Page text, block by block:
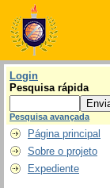
Login
Pesquisa rápida
Pesquisa avançada
Página principal
Sobre o projeto
Expediente